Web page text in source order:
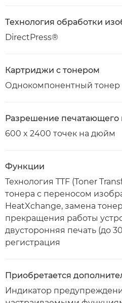
Технология обработки
DirectPress®
Картриджи с тонером
Однокомпонентный тонер
Разрешение печатающего
600 x 2400 точек на дюйм
Функции
Технология TTF (Toner
тонера с переносом
HeatXchange, замена
прекращения работы
двусторонняя печать (до
регистрация
Приобретается
Индикатор